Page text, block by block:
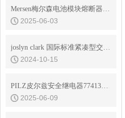
Mersen梅尔森电池模块熔断器熔体额定电流的确定原则是什么
2025-06-03
joslyn clark 国际标准紧凑型交流接触器
2024-10-15
PILZ皮尔兹安全继电器774131工作原理
2025-06-09